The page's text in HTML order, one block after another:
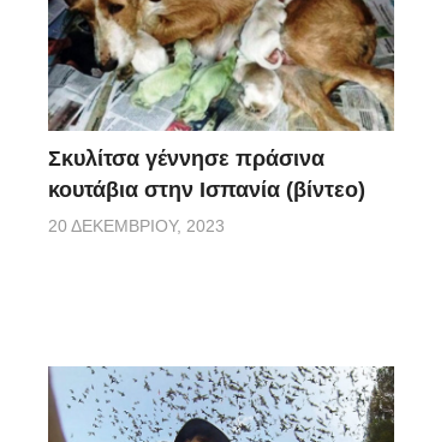
Σκυλίτσα γέννησε πράσινα
κουτάβια στην Ισπανία (βίντεο)
20 ΔΕΚΕΜΒΡΊΟΥ, 2023